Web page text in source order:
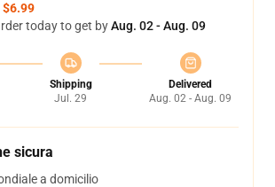
$6.99
today to get byAug. 02 - Aug. 09
Shipping
Jul. 29
Delivered
Aug. 02 - Aug. 09
sicura
a domicilio